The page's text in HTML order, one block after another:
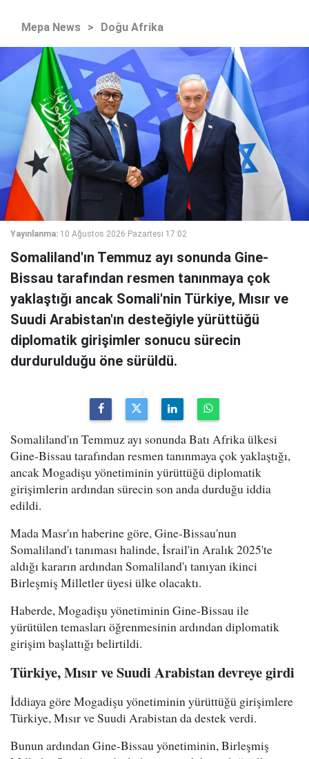
Mepa News > Doğu Afrika
Yayınlanma: 10 Ağustos 2026 Pazartesi 17:02
Somaliland'ın Temmuz ayı sonunda Gine-
Bissau tarafından resmen tanınmaya çok
yaklaştığı ancak Somali'nin Türkiye, Mısır ve
Suudi Arabistan'ın desteğiyle yürüttüğü
diplomatik girişimler sonucu sürecin
durdurulduğu öne sürüldü.
Somaliland'ın Temmuz ayı sonunda Batı Afrika ülkesi
Gine-Bissau tarafından resmen tanınmaya çok yaklaştığı,
ancak Mogadişu yönetiminin yürüttüğü diplomatik
girişimlerin ardından sürecin son anda durduğu iddia
edildi.
Mada Masr'ın haberine göre, Gine-Bissau'nun
Somaliland'ı tanıması halinde, İsrail'in Aralık 2025'te
aldığı kararın ardından Somaliland'ı tanıyan ikinci
Birleşmiş Milletler üyesi ülke olacaktı.
Haberde, Mogadişu yönetiminin Gine-Bissau ile
yürütülen temasları öğrenmesinin ardından diplomatik
girişim başlattığı belirtildi.
Türkiye, Mısır ve Suudi Arabistan devreye girdi
İddiaya göre Mogadişu yönetiminin yürüttüğü girişimlere
Türkiye, Mısır ve Suudi Arabistan da destek verdi.
Bunun ardından Gine-Bissau yönetiminin, Birleşmiş